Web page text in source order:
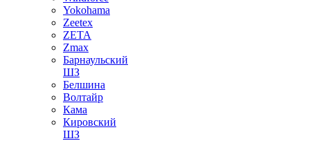
Yokohama
Zeetex
ZETA
Zmax
Барнаульский
ШЗ
Белшина
Волтайр
Кама
Кировский
ШЗ